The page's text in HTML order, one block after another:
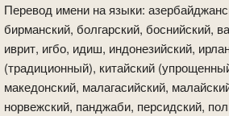
Перевод имени на языки:
бирманский, болгарский, боснийский,
иврит, игбо, идиш, индонезийский,
(традиционный), китайский
македонский, малагасийский,
норвежский, панджаби, персидский,